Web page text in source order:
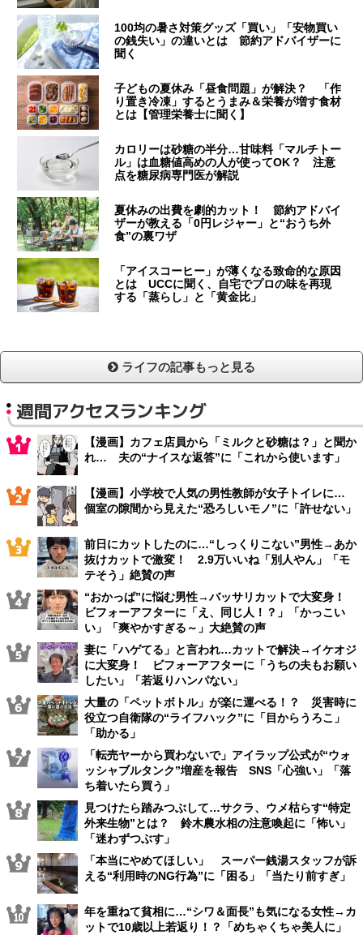
100均の暑さ対策グッズ「買い」「安物買い
の銭失い」の違いとは 節約アドバイザーに
聞く
子どもの夏休み「昼食問題」が解決？ 「作
り置き冷凍」するとうまみ＆栄養が増す食材
とは【管理栄養士に聞く】
カロリーは砂糖の半分…甘味料「マルチトー
ル」は血糖値高めの人が使ってOK？ 注意
点を糖尿病専門医が解説
夏休みの出費を劇的カット！ 節約アドバイ
ザーが教える「0円レジャー」と“おうち外
食”の裏ワザ
「アイスコーヒー」が薄くなる致命的な原因
とは UCCに聞く、自宅でプロの味を再現
する「蒸らし」と「黄金比」
ライフの記事もっと見る
週間アクセスランキング
【漫画】カフェ店員から「ミルクと砂糖は？」と聞か
れ… 夫の“ナイスな返答”に「これから使います」
【漫画】小学校で人気の男性教師が女子トイレに…
個室の隙間から見えた“恐ろしいモノ”に「許せない」
前日にカットしたのに…“しっくりこない”男性→あか
抜けカットで激変！ 2.9万いいね「別人やん」「モ
テそう」絶賛の声
“おかっぱ”に悩む男性→バッサリカットで大変身！
ビフォーアフターに「え、同じ人！？」「かっこい
い」「爽やかすぎる～」大絶賛の声
妻に「ハゲてる」と言われ…カットで解決→イケオジ
に大変身！ ビフォーアフターに「うちの夫もお願い
したい」「若返りハンパない」
大量の「ペットボトル」が楽に運べる！？ 災害時に
役立つ自衛隊の“ライフハック”に「目からうろこ」
「助かる」
「転売ヤーから買わないで」アイラップ公式が“ウォ
ッシャブルタンク”増産を報告 SNS「心強い」「落
ち着いたら買う」
見つけたら踏みつぶして…サクラ、ウメ枯らす“特定
外来生物”とは？ 鈴木農水相の注意喚起に「怖い」
「迷わずつぶす」
「本当にやめてほしい」 スーパー銭湯スタッフが訴
える“利用時のNG行為”に「困る」「当たり前すぎ」
年を重ねて貧相に…“シワ＆面長”も気になる女性→カ
ットで10歳以上若返り！？「めちゃくちゃ美人に」